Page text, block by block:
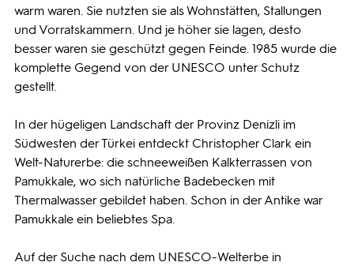
warm waren. Sie nutzten sie als Wohnstätten, Stallungen
und Vorratskammern. Und je höher sie lagen, desto
besser waren sie geschützt gegen Feinde. 1985 wurde die
komplette Gegend von der UNESCO unter Schutz
gestellt.
In der hügeligen Landschaft der Provinz Denizli im
Südwesten der Türkei entdeckt Christopher Clark ein
Welt-Naturerbe: die schneeweißen Kalkterrassen von
Pamukkale, wo sich natürliche Badebecken mit
Thermalwasser gebildet haben. Schon in der Antike war
Pamukkale ein beliebtes Spa.
Auf der Suche nach dem UNESCO-Welterbe in